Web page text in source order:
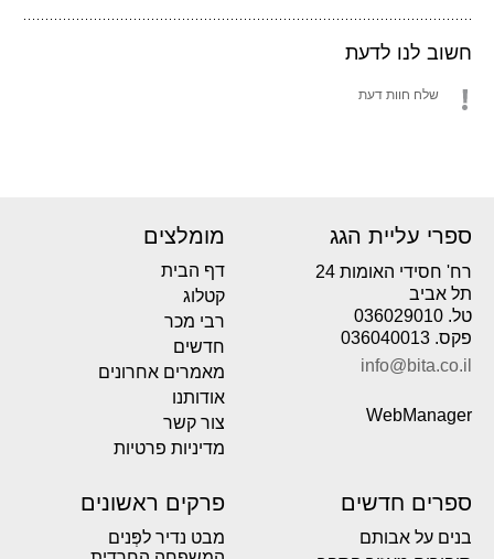
חשוב לנו לדעת
שלח חוות דעת
ספרי עליית הגג
רח' חסידי האומות 24
תל אביב
טל. 036029010
פקס. 036040013
info@bita.co.il
WebManager
מומלצים
דף הבית
קטלוג
רבי מכר
חדשים
מאמרים אחרונים
אודותנו
צור קשר
מדיניות פרטיות
ספרים חדשים
בנים על אבותם
פרקים ראשונים
מבט נדיר לפְּנים